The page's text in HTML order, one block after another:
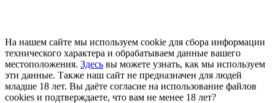
На нашем сайте мы используем cookie для сбора информации
технического характера и обрабатываем данные вашего
местоположения. Здесь вы можете узнать, как мы используем
эти данные. Также наш сайт не предназначен для людей
младше 18 лет. Вы даёте согласие на использование файлов
cookies и подтверждаете, что вам не менее 18 лет?